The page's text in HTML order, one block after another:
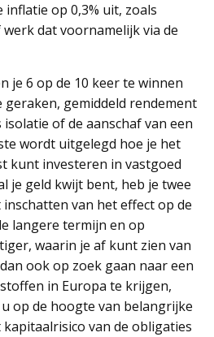
op 0,3% uit, zoals
dat voornamelijk via de
je 6 op de 10 keer te winnen
gemiddeld rendement
of de aanschaf van een
wordt uitgelegd hoe je het
kunt investeren in vastgoed
je geld kwijt bent, heb je twee
van het effect op de
langere termijn en op
waarin je af kunt zien van
ook op zoek gaan naar een
in Europa te krijgen,
op de hoogte van belangrijke
van de obligaties